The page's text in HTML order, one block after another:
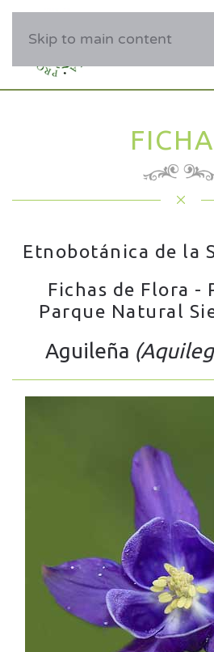
Skip to main content
Etnobotánica de la
Fichas de Flora -
Parque Natural
Aguileña